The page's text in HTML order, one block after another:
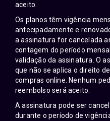
aceito.
Os planos têm vigência
antecipadamente e
a assinatura for cancelada
contagem do período
validação da assinatura. O
que não se aplica o direito
compras online. Nenhum
reembolso será aceito.
A assinatura pode ser
durante o período de